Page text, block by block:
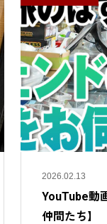
2026.02.13
YouTube動
仲間たち】